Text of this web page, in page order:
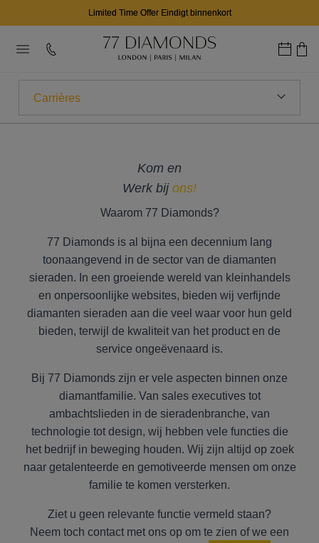
Limited Time Offer Eindigt binnenkort
Testimonials
Awards
Media
Carrières
Kom en
Werk bij ons!
Waarom 77 Diamonds?
77 Diamonds is al bijna een decennium lang
toonaangevend in de sector van de diamanten
sieraden. In een groeiende wereld van kleinhandels
en onpersoonlijke websites, bieden wij verfijnde
diamanten sieraden aan die veel waar voor hun geld
bieden, terwijl de kwaliteit van het product en de
service ongeëvenaard is.
Bij 77 Diamonds zijn er vele aspecten binnen onze
diamantfamilie. Van sales executives tot
ambachtslieden in de sieradenbranche, van
technologie tot design, wij hebben vele functies die
het bedrijf in beweging houden. Wij zijn altijd op zoek
naar getalenteerde en gemotiveerde mensen om onze
familie te komen versterken.
Ziet u geen relevante functie vermeld staan?
Neem toch contact met ons op om te zien of we een